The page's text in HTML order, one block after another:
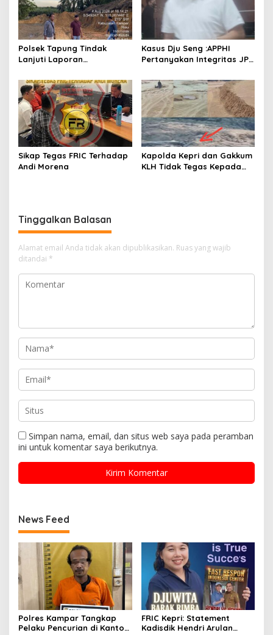
Polsek Tapung Tindak
Lanjuti Laporan
Penambangan Ilegal di
Desa Bencah Kelubi
Kasus Dju Seng :APPHI
Pertanyakan Integritas JPU
“Main Mata” Kroni Eks-
Jampidsus
Sikap Tegas FRIC Terhadap
Andi Morena
Kapolda Kepri dan Gakkum
KLH Tidak Tegas Kepada
Tinggalkan Balasan
Alamat email Anda tidak akan dipublikasikan. Ruas yang wajib
ditandai *
Simpan nama, email, dan situs web saya pada peramban
ini untuk komentar saya berikutnya.
News Feed
Polres Kampar Tangkap
Pelaku Pencurian di Kantor
FRIC Kepri: Statement
Kadisdik Hendri Arulan